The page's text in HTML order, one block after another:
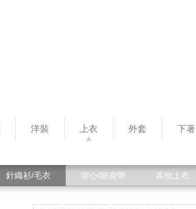
洋裝 上衣 外套 下著
針織衫/毛衣 背心/細肩帶 其他上衣